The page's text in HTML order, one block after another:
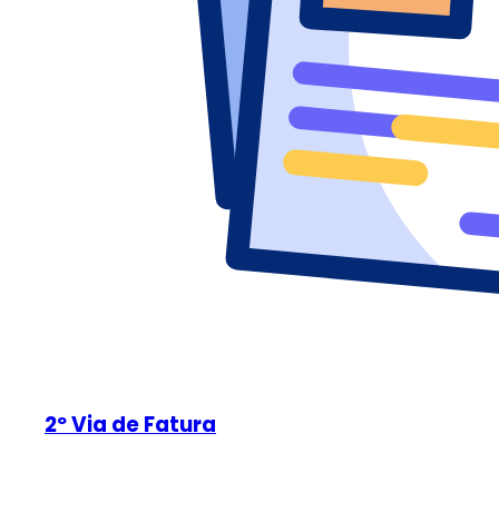
2º Via de Fatura